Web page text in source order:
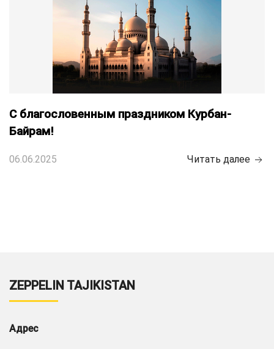
С благословенным праздником Курбан-
Байрам!
06.06.2025 Читать далее
ZEPPELIN TAJIKISTAN
Адрес